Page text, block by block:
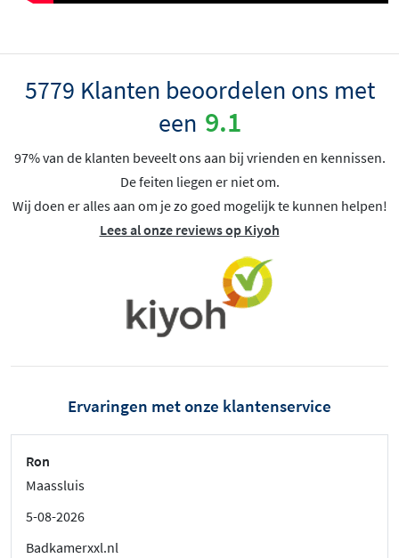
5779 Klanten beoordelen ons met
een 9.1
97% van de klanten beveelt ons aan bij vrienden en kennissen.
De feiten liegen er niet om.
Wij doen er alles aan om je zo goed mogelijk te kunnen helpen!
Lees al onze reviews op Kiyoh
Ervaringen met onze klantenservice
Ron
Maassluis
5-08-2026
Badkamerxxl.nl